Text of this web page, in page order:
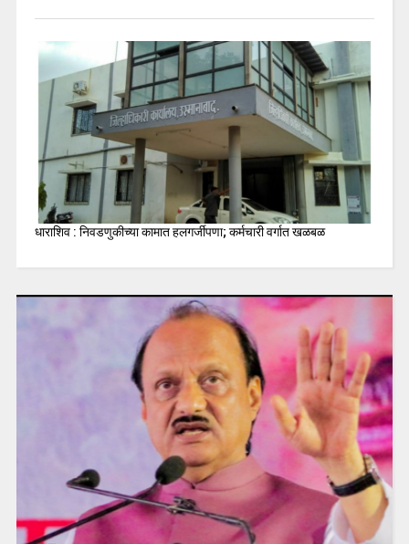
धाराशिव : निवडणुकीच्या कामात हलगर्जीपणा; कर्मचारी वर्गात खळबळ